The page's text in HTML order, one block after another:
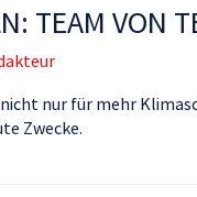
TEAM VON
nur für mehr
Zwecke.